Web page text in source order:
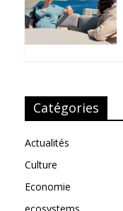
Catégories
Actualités
Culture
Economie